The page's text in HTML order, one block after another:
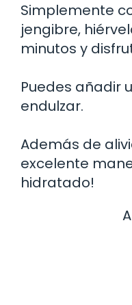
Simplemente
jengibre,
minutos y
Puedes añadir
endulzar.
Además de
excelente
hidratado!